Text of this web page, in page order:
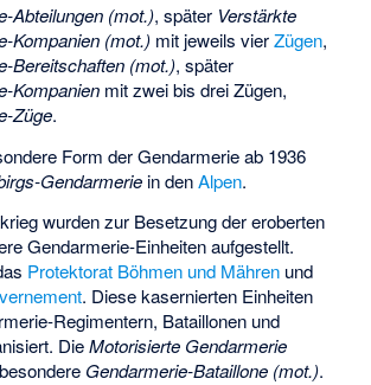
Abteilungen (mot.), später Verstärkte
Kompanien (mot.)mit jeweils vierZügen,
Bereitschaften (mot.), später
Kompanienmit zwei bis drei Zügen,
Züge.
Form der Gendarmerie ab 1936
Gendarmerie in denAlpen.
wurden zur Besetzung der eroberten
Gendarmerie-Einheiten aufgestellt.
Protektorat Böhmen und Mähren und
. Diese kasernierten Einheiten
Regimentern, Bataillonen und
DieMotorisierte Gendarmerie
Gendarmerie-Bataillone (mot.).